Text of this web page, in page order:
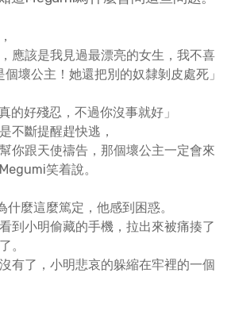
應該是我見過最漂亮的女生，我不喜
壞公主！她還把別的奴隸剝皮處死」
的好殘忍，不過你沒事就好」
不斷提醒趕快逃，
你跟天使禱告，那個壞公主一定會來
笑着說。
麼這麼篤定，他感到困惑。
到小明偷藏的手機，拉出來被痛揍了
。
有了，小明悲哀的躲縮在牢裡的一個